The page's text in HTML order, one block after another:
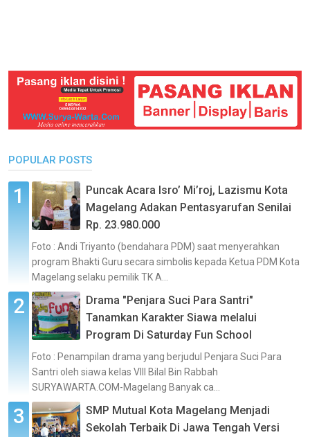
POPULAR POSTS
Puncak Acara Isro’ Mi’roj, Lazismu Kota
Magelang Adakan Pentasyarufan Senilai
Rp. 23.980.000
Foto : Andi Triyanto (bendahara PDM) saat menyerahkan
program Bhakti Guru secara simbolis kepada Ketua PDM Kota
Magelang selaku pemilik TK A...
Drama "Penjara Suci Para Santri"
Tanamkan Karakter Siawa melalui
Program Di Saturday Fun School
Foto : Penampilan drama yang berjudul Penjara Suci Para
Santri oleh siawa kelas VIII Bilal Bin Rabbah
SURYAWARTA.COM-Magelang Banyak ca...
SMP Mutual Kota Magelang Menjadi
Sekolah Terbaik Di Jawa Tengah Versi